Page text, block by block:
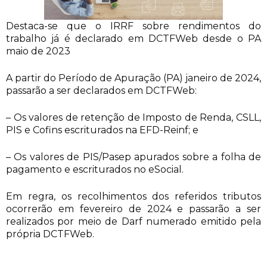
Destaca-se que o IRRF sobre rendimentos do
trabalho já é declarado em DCTFWeb desde o PA
maio de 2023
A partir do Período de Apuração (PA) janeiro de 2024,
passarão a ser declarados em DCTFWeb:
– Os valores de retenção de Imposto de Renda, CSLL,
PIS e Cofins escriturados na EFD-Reinf; e
– Os valores de PIS/Pasep apurados sobre a folha de
pagamento e escriturados no eSocial.
Em regra, os recolhimentos dos referidos tributos
ocorrerão em fevereiro de 2024 e passarão a ser
realizados por meio de Darf numerado emitido pela
própria DCTFWeb.